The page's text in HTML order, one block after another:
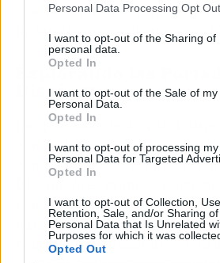
Personal Data Processing Opt
I want to opt-out of the Sharing of
personal data.
Opted In
I want to opt-out of the Sale of my
Personal Data.
Opted In
I want to opt-out of processing my
Personal Data for Targeted
Opted In
I want to opt-out of Collection, Use,
Retention, Sale, and/or Sharing
Personal Data that Is Unrelated
Purposes for which it was
Opted Out
continúe girando y que los 45
la banda sonora de nuestra
Explorando las
Diseños:
Las portadas de los maxi-
convirtieron en lienzos
complementaban la música
Diseñadores gráficos y
contribuyeron a la estética
lanzamiento. Estas portadas
como representaciones